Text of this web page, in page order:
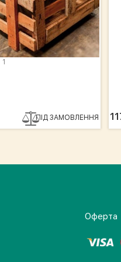
1
ПІД ЗАМОВЛЕННЯ
Оферта